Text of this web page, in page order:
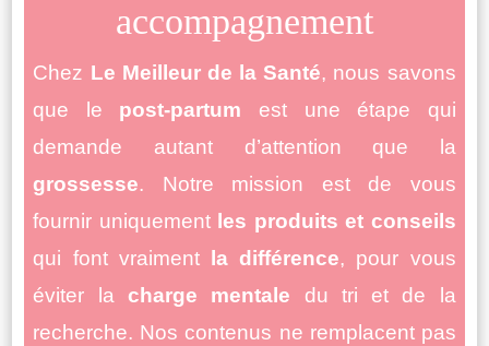
accompagnement
Chez Le Meilleur de la Santé, nous savons
que le post-partum est une étape qui
demande autant d’attention que la
grossesse. Notre mission est de vous
fournir uniquement les produits et conseils
qui font vraimentla différence, pour vous
éviter la charge mentale du tri et de la
recherche. Nos contenus ne remplacent pas